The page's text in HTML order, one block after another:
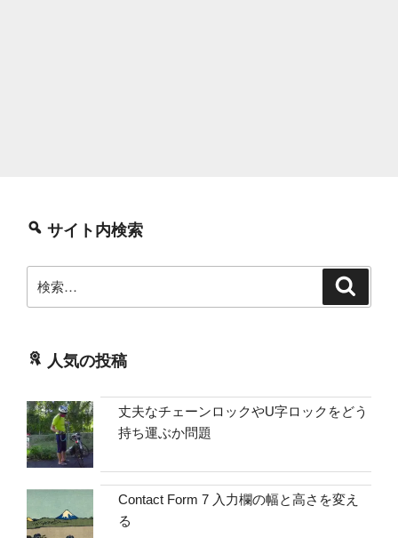
サイト内検索
索:
人気の投稿
丈夫なチェーンロックやU字ロックをどう
持ち運ぶか問題
Contact Form 7 入力欄の幅と高さを変え
る